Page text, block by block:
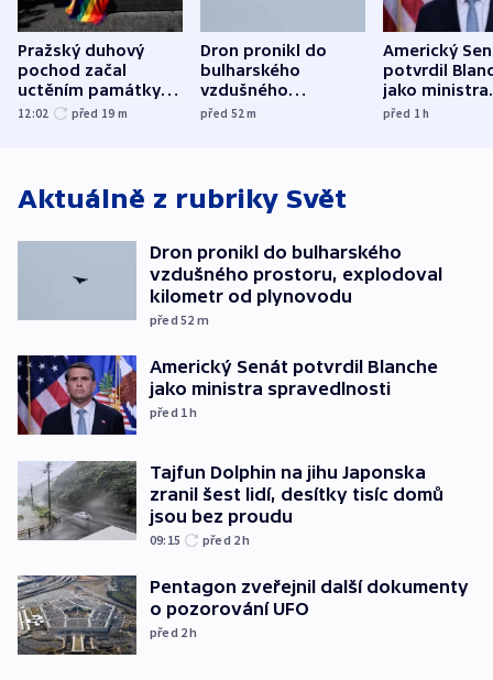
Pražský duhový
pochod začal
uctěním památky
obětí berlínského
12:02 před 19 m
Dron pronikl do
bulharského
vzdušného
prostoru,
před 52m
Americký
potvrdil
jako ministra
před 1h
Aktuálně z rubriky Svět
Dron pronikl do bulharského
vzdušného prostoru, explodoval
kilometr od plynovodu
před 52 m
Americký Senát potvrdil Blanche
jako ministra spravedlnosti
před 1h
Tajfun Dolphin na jihu Japonska
zranil šest lidí, desítky tisíc domů
jsou bez proudu
09:15 před 2h
Pentagon zveřejnil další dokumenty
o pozorování UFO
před 2h